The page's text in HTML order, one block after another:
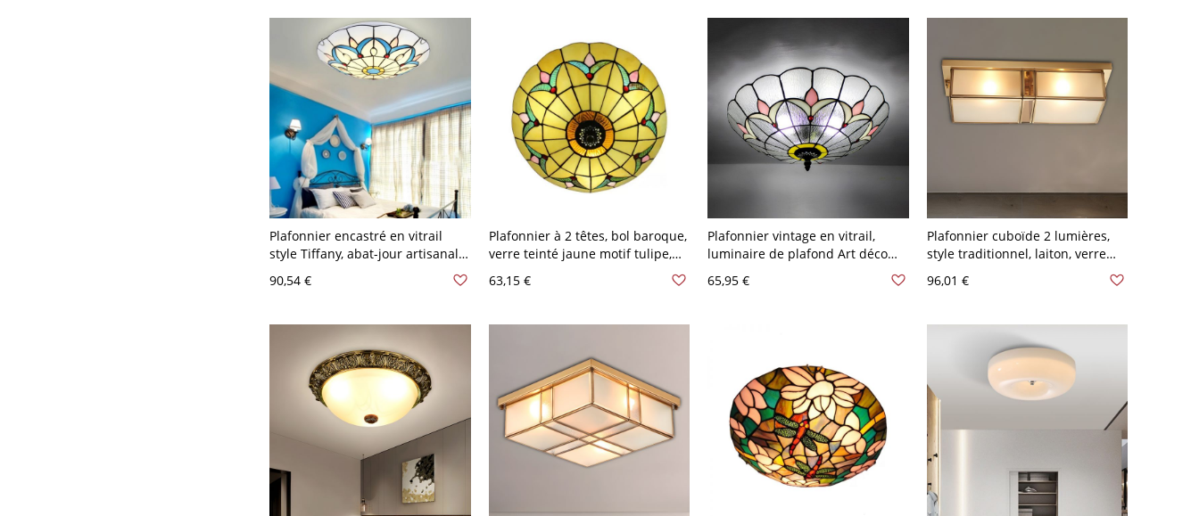
Plafonnier encastré en vitrail
style Tiffany, abat-jour artisanal
entrée - 110 V-120 V Jaune 30,48
90,54 €
Plafonnier à 2 têtes, bol baroque,
verre teinté jaune motif tulipe,
63,15 €
Plafonnier vintage en vitrail,
luminaire de plafond Art déco
fait main - Transparent 110 V-120
V
65,95 €
Plafonnier cuboïde 2 lumières,
style traditionnel, laiton, verre
Laiton 110 V-120 V
96,01 €